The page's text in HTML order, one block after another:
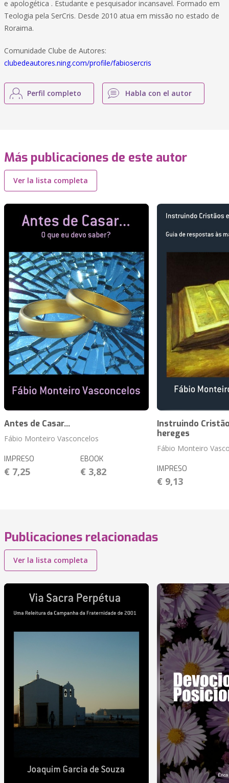
e apologética . Estudante e pesquisador incansavel. Formado em
Teologia pela SerCris. Desde 2010 atua em missão no estado de
Roraima.
Comunidade Clube de Autores:
clubedeautores.ning.com/profile/fabiosercris
Perfil completo Habla con el autor
Más publicaciones de este autor
Ver la lista completa
Antes de Casar...
Fábio Monteiro Vasconcelos
IMPRESO
€ 7,25
EBOOK
€ 3,82
Instruindo
hereges
Fábio Monteiro
IMPRESO
€ 9,13
Publicaciones relacionadas
Ver la lista completa